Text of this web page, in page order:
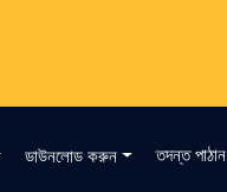
ডাউনলোড করুন তদন্ত পাঠান